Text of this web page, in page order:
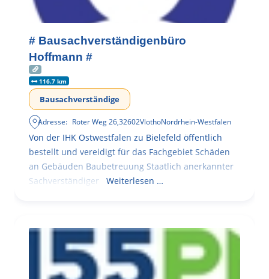
# Bausachverständigenbüro
Hoffmann #
116.7 km
Bausachverständige
Adresse: Roter Weg 26,32602VlothoNordrhein-Westfalen
Von der IHK Ostwestfalen zu Bielefeld öffentlich
bestellt und vereidigt für das Fachgebiet Schäden
an Gebäuden Baubetreuung Staatlich anerkannter
Sachverständiger
Weiterlesen …